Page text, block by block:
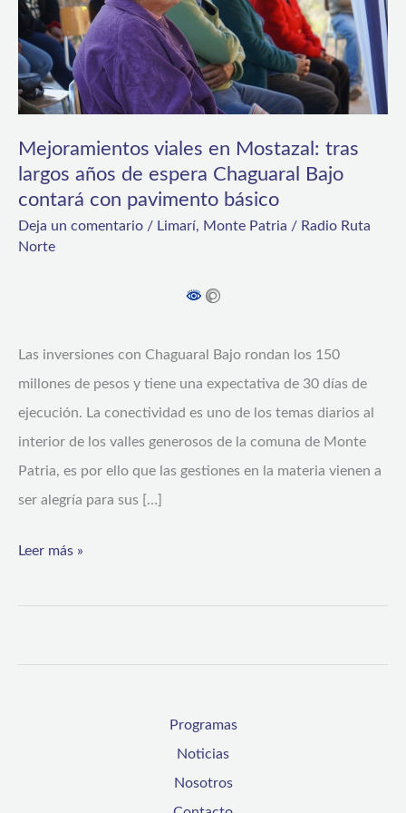
Mejoramientos viales en Mostazal: tras
largos años de espera Chaguaral Bajo
contará con pavimento básico
Deja un comentario / Limarí, Monte Patria / Radio Ruta
Norte
Las inversiones con Chaguaral Bajo rondan los 150
millones de pesos y tiene una expectativa de 30 días de
ejecución. La conectividad es uno de los temas diarios al
interior de los valles generosos de la comuna de Monte
Patria, es por ello que las gestiones en la materia vienen a
ser alegría para sus […]
largos
años
de
espera
Chaguaral
Bajo
contará
con
Leer más »
Programas
Noticias
Nosotros